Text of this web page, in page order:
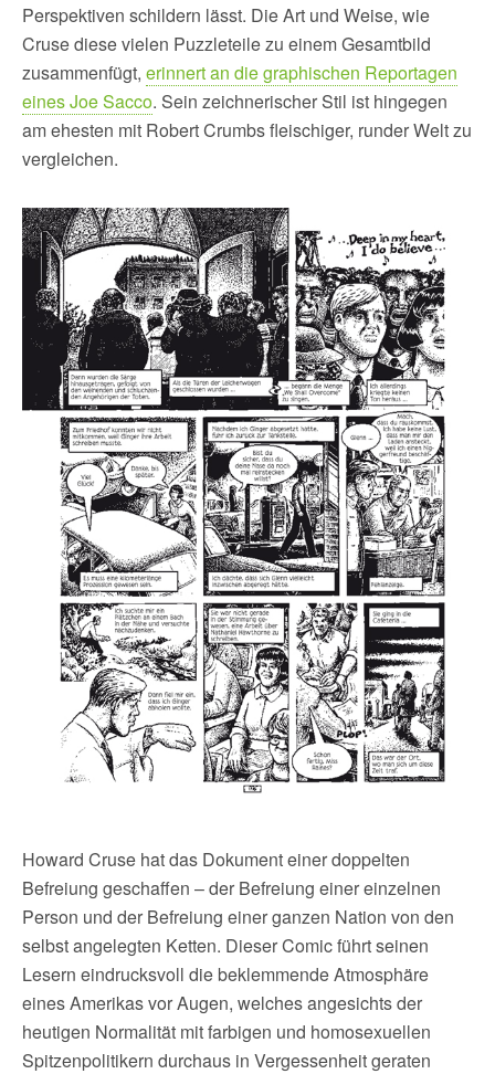
Perspektiven schildern lässt. Die Art und Weise, wie
Cruse diese vielen Puzzleteile zu einem Gesamtbild
zusammenfügt, erinnert an die graphischen Reportagen
eines Joe Sacco. Sein zeichnerischer Stil ist hingegen
am ehesten mit Robert Crumbs fleischiger, runder Welt zu
vergleichen.
Howard Cruse hat das Dokument einer doppelten
Befreiung geschaffen – der Befreiung einer einzelnen
Person und der Befreiung einer ganzen Nation von den
selbst angelegten Ketten. Dieser Comic führt seinen
Lesern eindrucksvoll die beklemmende Atmosphäre
eines Amerikas vor Augen, welches angesichts der
heutigen Normalität mit farbigen und homosexuellen
Spitzenpolitikern durchaus in Vergessenheit geraten